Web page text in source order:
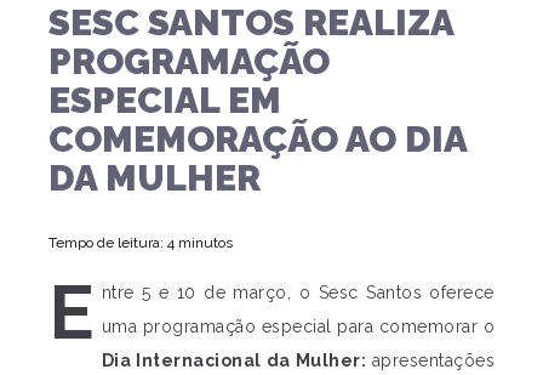
Publicar no X
SESC SANTOS REALIZA
PROGRAMAÇÃO
ESPECIAL EM
COMEMORAÇÃO AO DIA
DA MULHER
Tempo de leitura: 4 minutos
E ntre 5 e 10 de março, o Sesc Santos oferece
uma programação especial para comemorar o
Dia Internacional da Mulher: apresentações